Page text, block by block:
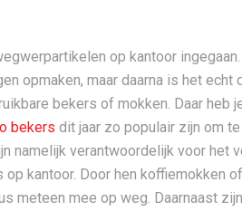
op kantoor
opmaken, maar daarna is het echt
bekers of mokken. Daar heb
bekers dit jaar zo populair zijn om
namelijk verantwoordelijk voor het
kantoor. Door hen koffiemokken
meteen mee op weg. Daarnaast